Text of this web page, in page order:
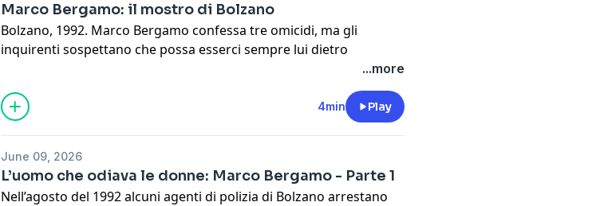
Marco Bergamo: il mostro di Bolzano
Bolzano, 1992. Marco Bergamo confessa tre omicidi, ma gli
inquirenti sospettano che possa esserci sempre lui dietro
all'uccisione di altre due donne morte in maniera analoga a quella
delle vittime del "mostro di Bolzano". E se il serial killer fosse
responsabile anche di altri delitti rimasti irrisolti?
Learn more about your ad choices. Visit
megaphone.fm/adchoices
...more
4min Play
June 09, 2026
L’uomo che odiava le donne: Marco Bergamo - Parte 1
Nell’agosto del 1992 alcuni agenti di polizia di Bolzano arrestano